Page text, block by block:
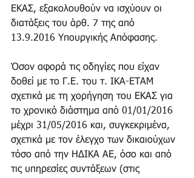
ΕΚΑΣ, εξακολουθούν να ισχύουν οι
διατάξεις του άρθ. 7 της από
13.9.2016 Υπουργικής Απόφασης.
Όσον αφορά τις οδηγίες που είχαν
δοθεί με το Γ.Ε. του τ. ΙΚΑ-ΕΤΑΜ
σχετικά με τη χορήγηση του ΕΚΑΣ για
το χρονικό διάστημα από 01/01/2016
μέχρι 31/05/2016 και, συγκεκριμένα,
σχετικά με τον έλεγχο των δικαιούχων
τόσο από την ΗΔΙΚΑ ΑΕ, όσο και από
τις υπηρεσίες συντάξεων (στις